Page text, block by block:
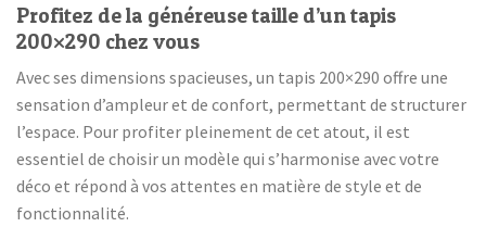
Profitez de la généreuse taille d’un tapis
200×290 chez vous
Avec ses dimensions spacieuses, un tapis 200×290 offre une
sensation d’ampleur et de confort, permettant de structurer
l’espace. Pour profiter pleinement de cet atout, il est
essentiel de choisir un modèle qui s’harmonise avec votre
déco et répond à vos attentes en matière de style et de
fonctionnalité.